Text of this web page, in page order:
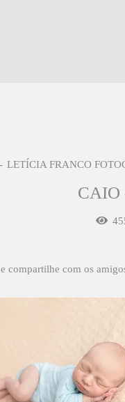
LETÍCIA FRANCO
CAIO
compartilhe com os